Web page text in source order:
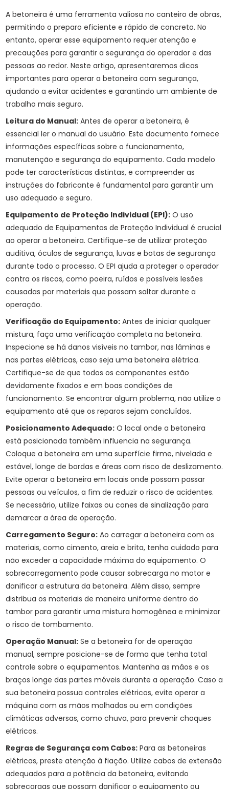
A betoneira é uma ferramenta valiosa no canteiro de obras,
permitindo o preparo eficiente e rápido de concreto. No
entanto, operar esse equipamento requer atenção e
precauções para garantir a segurança do operador e das
pessoas ao redor. Neste artigo, apresentaremos dicas
importantes para operar a betoneira com segurança,
ajudando a evitar acidentes e garantindo um ambiente de
trabalho mais seguro.
Leitura do Manual: Antes de operar a betoneira, é
essencial ler o manual do usuário. Este documento fornece
informações específicas sobre o funcionamento,
manutenção e segurança do equipamento. Cada modelo
pode ter características distintas, e compreender as
instruções do fabricante é fundamental para garantir um
uso adequado e seguro.
Equipamento de Proteção Individual (EPI): O uso
adequado de Equipamentos de Proteção Individual é crucial
ao operar a betoneira. Certifique-se de utilizar proteção
auditiva, óculos de segurança, luvas e botas de segurança
durante todo o processo. O EPI ajuda a proteger o operador
contra os riscos, como poeira, ruídos e possíveis lesões
causadas por materiais que possam saltar durante a
operação.
Verificação do Equipamento: Antes de iniciar qualquer
mistura, faça uma verificação completa na betoneira.
Inspecione se há danos visíveis no tambor, nas lâminas e
nas partes elétricas, caso seja uma betoneira elétrica.
Certifique-se de que todos os componentes estão
devidamente fixados e em boas condições de
funcionamento. Se encontrar algum problema, não utilize o
equipamento até que os reparos sejam concluídos.
Posicionamento Adequado: O local onde a betoneira
está posicionada também influencia na segurança.
Coloque a betoneira em uma superfície firme, nivelada e
estável, longe de bordas e áreas com risco de deslizamento.
Evite operar a betoneira em locais onde possam passar
pessoas ou veículos, a fim de reduzir o risco de acidentes.
Se necessário, utilize faixas ou cones de sinalização para
demarcar a área de operação.
Carregamento Seguro: Ao carregar a betoneira com os
materiais, como cimento, areia e brita, tenha cuidado para
não exceder a capacidade máxima do equipamento. O
sobrecarregamento pode causar sobrecarga no motor e
danificar a estrutura da betoneira. Além disso, sempre
distribua os materiais de maneira uniforme dentro do
tambor para garantir uma mistura homogênea e minimizar
o risco de tombamento.
Operação Manual: Se a betoneira for de operação
manual, sempre posicione-se de forma que tenha total
controle sobre o equipamentos. Mantenha as mãos e os
braços longe das partes móveis durante a operação. Caso a
sua betoneira possua controles elétricos, evite operar a
máquina com as mãos molhadas ou em condições
climáticas adversas, como chuva, para prevenir choques
elétricos.
Regras de Segurança com Cabos: Para as betoneiras
elétricas, preste atenção à fiação. Utilize cabos de extensão
adequados para a potência da betoneira, evitando
sobrecargas que possam danificar o equipamento ou